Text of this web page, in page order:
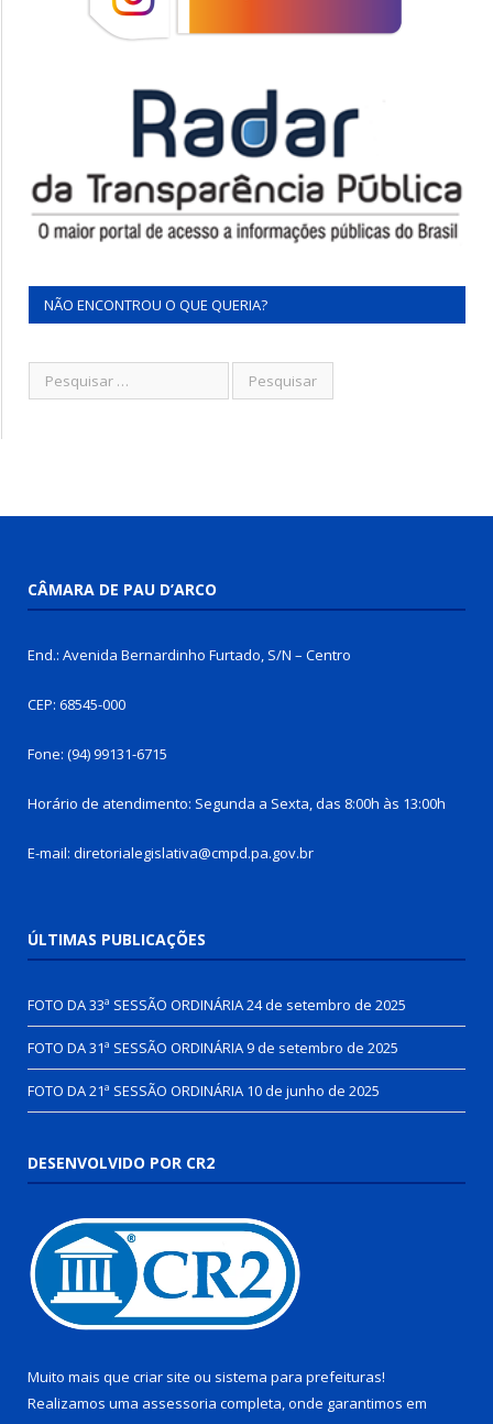
NÃO ENCONTROU O QUE QUERIA?
CÂMARA DE PAU D’ARCO
End.: Avenida Bernardinho Furtado, S/N – Centro
CEP: 68545-000
Fone: (94) 99131-6715
Horário de atendimento: Segunda a Sexta, das 8:00h às 13:00h
E-mail: diretorialegislativa@cmpd.pa.gov.br
ÚLTIMAS PUBLICAÇÕES
FOTO DA 33ª SESSÃO ORDINÁRIA24 de setembro de 2025
FOTO DA 31ª SESSÃO ORDINÁRIA9 de setembro de 2025
FOTO DA 21ª SESSÃO ORDINÁRIA 10 de junho de 2025
DESENVOLVIDO POR CR2
Muito mais que criar site ou sistema para prefeituras!
Realizamos uma assessoria completa, onde garantimos em